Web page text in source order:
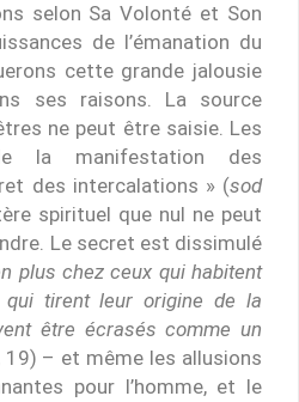
selon Sa Volonté et Son
de l’émanation du
cette grande jalousie
ses raisons. La source
ne peut être saisie. Les
la manifestation des
des intercalations » (sod
spirituel que nul ne peut
Le secret est dissimulé
plus chez ceux qui habitent
qui tirent leur origine de la
être écrasés comme un
19) – et même les allusions
pour l’homme, et le